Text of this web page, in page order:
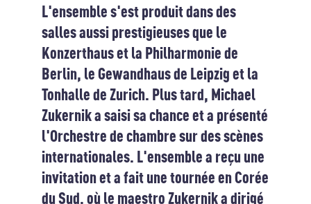
L'ensemble s'est produit dans des
salles aussi prestigieuses que le
Konzerthaus et la Philharmonie de
Berlin, le Gewandhaus de Leipzig et la
Tonhalle de Zurich. Plus tard, Michael
Zukernik a saisi sa chance et a présenté
l'Orchestre de chambre sur des scènes
internationales. L'ensemble a reçu une
invitation et a fait une tournée en Corée
du Sud, où le maestro Zukernik a dirigé